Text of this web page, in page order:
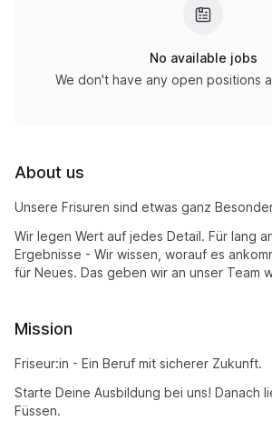
No available jobs
We don't have any open positions
About us
Unsere Frisuren sind etwas ganz
Wir legen Wert auf jedes Detail. Für lang
Ergebnisse - Wir wissen, worauf es
für Neues. Das geben wir an unser Team
Mission
Friseur:in - Ein Beruf mit sicherer Zukunft.
Starte Deine Ausbildung bei uns! Danach
Füssen.